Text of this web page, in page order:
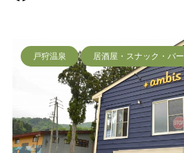
戸狩温泉 居酒屋・スナック・バー